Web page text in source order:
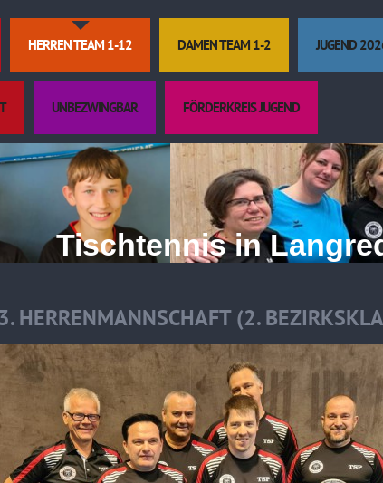
HERREN TEAM 1-12 DAMEN TEAM 1-2 JUGEND
UNBEZWINGBAR FÖRDERKREIS JUGEND
in
3. HERRENMANNSCHAFT (2.